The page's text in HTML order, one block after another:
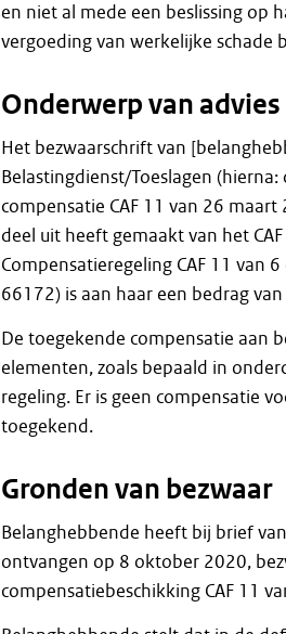
en niet al mede een beslissing op
vergoeding van werkelijke schade
Onderwerp van advies
Het bezwaarschrift van
Belastingdienst/Toeslagen
compensatie CAF 11 van 26
deel uit heeft gemaakt van het
Compensatieregeling CAF 11 van
66172) is aan haar een bedrag
De toegekende compensatie aan
elementen, zoals bepaald in
regeling. Er is geen compensatie
toegekend.
Gronden van bezwaar
Belanghebbende heeft bij brief
ontvangen op 8 oktober 2020,
compensatiebeschikking CAF 11